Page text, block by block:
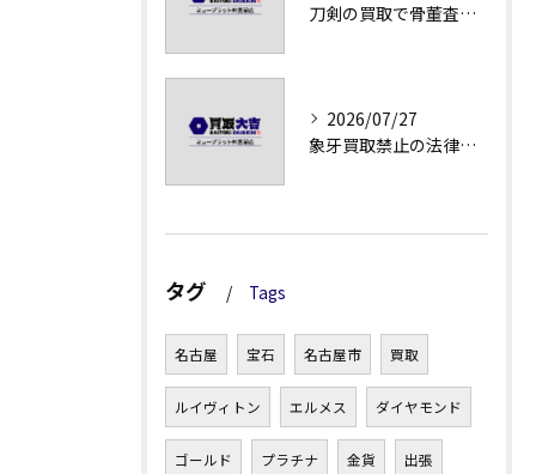
刀剣の買取で骨董査定の注意点
2026/07/27
象牙買取禁止の法律と背景解説
タグ Tags
名古屋 宝石 名古屋市 買取
ルイヴィトン エルメス ダイヤモンド
ゴールド プラチナ 金貨 出張